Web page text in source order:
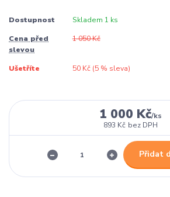
Dostupnost Skladem 1 ks
Cena před
slevou
1 050 Kč
Ušetříte 50 Kč (5% sleva)
1 000 Kč/ks
893 Kč bez DPH
Přidat